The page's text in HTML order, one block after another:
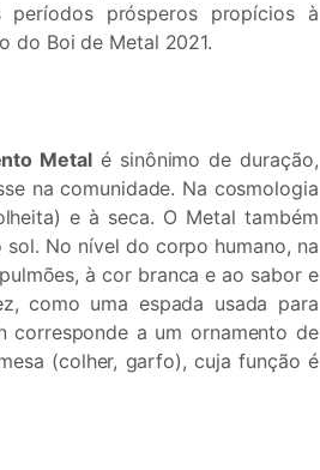
períodos prósperos propícios à
do Boi de Metal 2021.
Metalé sinônimo de duração,
na comunidade. Na cosmologia
e à seca. O Metal também
No nível do corpo humano, na
à cor branca e ao sabor e
como uma espada usada para
corresponde a um ornamento de
(colher, garfo), cuja função é